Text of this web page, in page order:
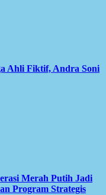
Ahli Fiktif, Andra Soni
Merah Putih Jadi
Program Strategis